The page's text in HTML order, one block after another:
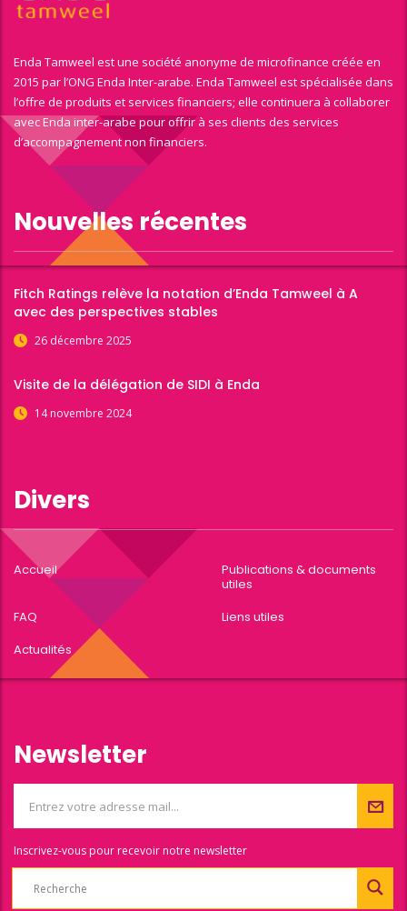
Enda Tamweel est une société anonyme de microfinance créée en
2015 par l’ONG Enda Inter-arabe. Enda Tamweel est spécialisée dans
l’offre de produits et services financiers; elle continuera à collaborer
avec Enda inter-arabe pour offrir à ses clients des services
d’accompagnement non financiers.
Nouvelles récentes
Fitch Ratings relève la notation d’Enda Tamweel à A
avec des perspectives stables
26 décembre 2025
Visite de la délégation de SIDI à Enda
14 novembre 2024
Divers
Accueil
Publications & documents
utiles
FAQ
Liens utiles
Actualités
Newsletter
Inscrivez-vous pour recevoir notre newsletter